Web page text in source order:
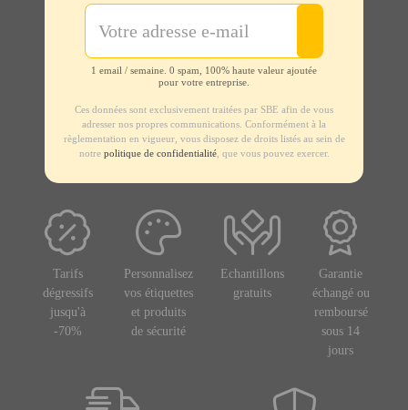
1 email / semaine. 0 spam, 100% haute valeur ajoutée
pour votre entreprise.
Ces données sont exclusivement traitées par SBE afin de vous
adresser nos propres communications. Conformément à la
règlementation en vigueur, vous disposez de droits listés au sein de
notre politique de confidentialité, que vous pouvez exercer.
Tarifs
dégressifs
jusqu'à
-70%
Personnalisez
vos étiquettes
et produits
de sécurité
Echantillons
gratuits
Garantie
échangé ou
remboursé
sous 14
jours